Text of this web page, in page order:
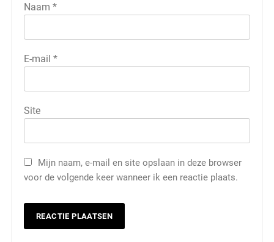
Naam *
E-mail *
Site
Mijn naam, e-mail en site opslaan in deze browser
voor de volgende keer wanneer ik een reactie plaats.